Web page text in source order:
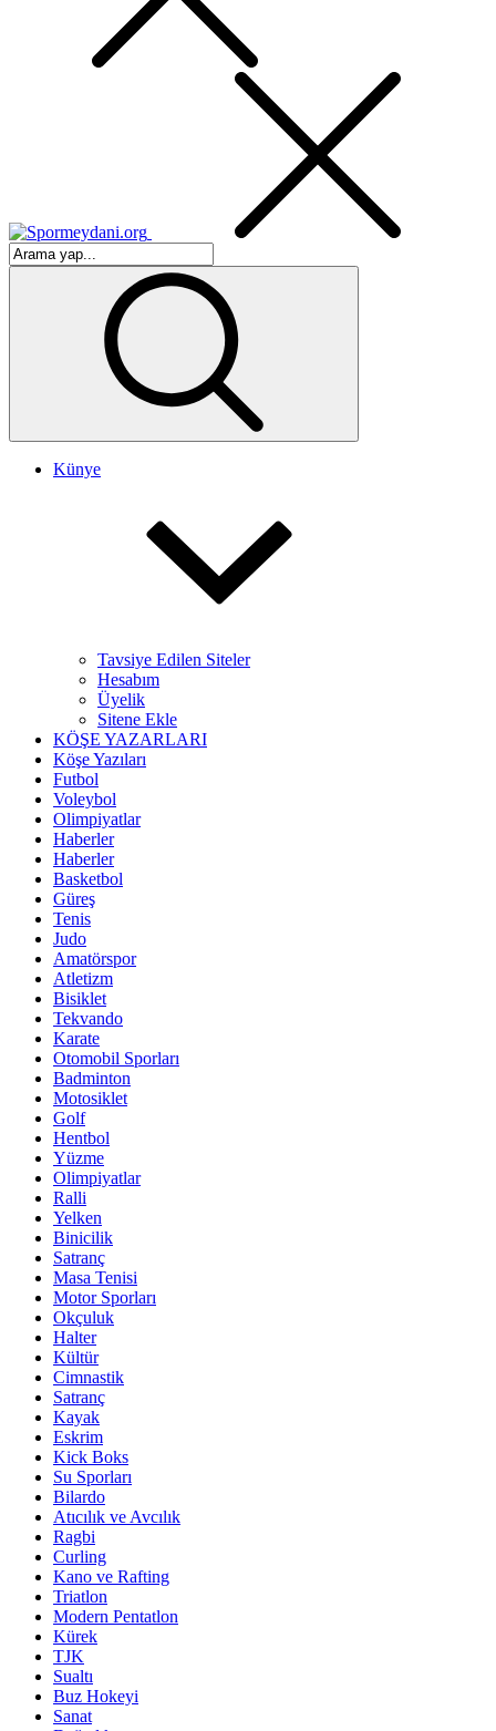
Künye
Tavsiye Edilen Siteler
Hesabım
Üyelik
Sitene Ekle
KÖŞE YAZARLARI
Köşe Yazıları
Futbol
Voleybol
Olimpiyatlar
Haberler
Haberler
Basketbol
Güreş
Tenis
Judo
Amatörspor
Atletizm
Bisiklet
Tekvando
Karate
Otomobil Sporları
Badminton
Motosiklet
Golf
Hentbol
Yüzme
Olimpiyatlar
Ralli
Yelken
Binicilik
Satranç
Masa Tenisi
Motor Sporları
Okçuluk
Halter
Kültür
Cimnastik
Satranç
Kayak
Eskrim
Kick Boks
Su Sporları
Bilardo
Atıcılık ve Avcılık
Ragbi
Curling
Kano ve Rafting
Triatlon
Modern Pentatlon
Kürek
TJK
Sualtı
Buz Hokeyi
Sanat